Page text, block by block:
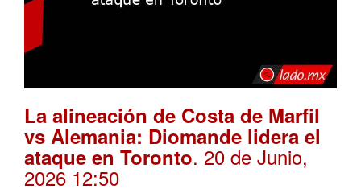
La alineación de Costa de Marfil
vs Alemania: Diomande lidera el
ataque en Toronto. 20 de Junio,
2026 12:50